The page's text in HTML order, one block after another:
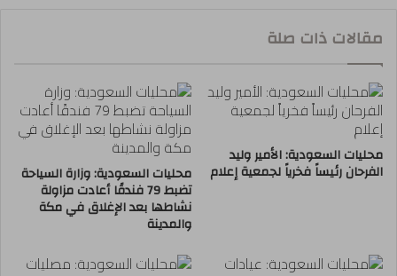
مقالات ذات صلة
محليات السعودية: الأمير وليد
الفرحان رئيساً فخرياً لجمعية إعلام محليات السعودية: وزارة السياحة
تضبط 79 فندقًا أعادت مزاولة
نشاطها بعد الإغلاق في مكة
والمدينة